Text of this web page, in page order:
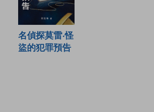
名偵探莫雷‧怪
盜的犯罪預告